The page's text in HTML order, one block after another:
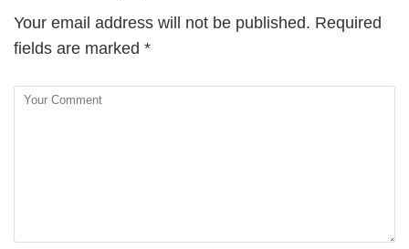
Your email address will not be published. Required
fields are marked *